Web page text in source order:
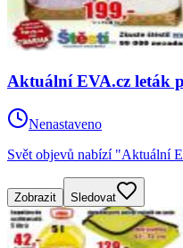
Aktuální EVA.cz leták
Nenastaveno
Svět objevů nabízí "Aktuální
Zobrazit Sledovat